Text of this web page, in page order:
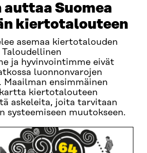
Suomea
kiertotalouteen
asemaa kiertotalouden
ja hyvinvointimme eivät
luonnonvarojen
ensimmäinen
kiertotalouteen
askeleita, joita tarvitaan
systeemiseen muutokseen.